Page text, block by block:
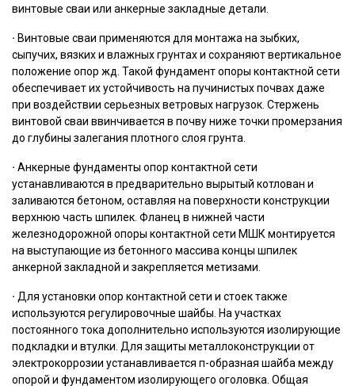
винтовые сваи или анкерные закладные детали.
· Винтовые сваи применяются для монтажа на зыбких,
сыпучих, вязких и влажных грунтах и сохраняют вертикальное
положение опор жд. Такой фундамент опоры контактной сети
обеспечивает их устойчивость на пучинистых почвах даже
при воздействии серьезных ветровых нагрузок. Стержень
винтовой сваи ввинчивается в почву ниже точки промерзания
до глубины залегания плотного слоя грунта.
· Анкерные фундаменты опор контактной сети
устанавливаются в предварительно вырытый котлован и
заливаются бетоном, оставляя на поверхности конструкции
верхнюю часть шпилек. Фланец в нижней части
железнодорожной опоры контактной сети МШК монтируется
на выступающие из бетонного массива концы шпилек
анкерной закладной и закрепляется метизами.
· Для установки опор контактной сети и стоек также
используются регулировочные шайбы. На участках
постоянного тока дополнительно используются изолирующие
подкладки и втулки. Для защиты металлоконструкции от
электрокоррозии устанавливается п-образная шайба между
опорой и фундаментом изолирующего оголовка. Общая